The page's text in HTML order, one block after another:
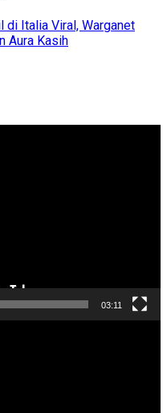
di Italia Viral, Warganet
Aura Kasih
03:11